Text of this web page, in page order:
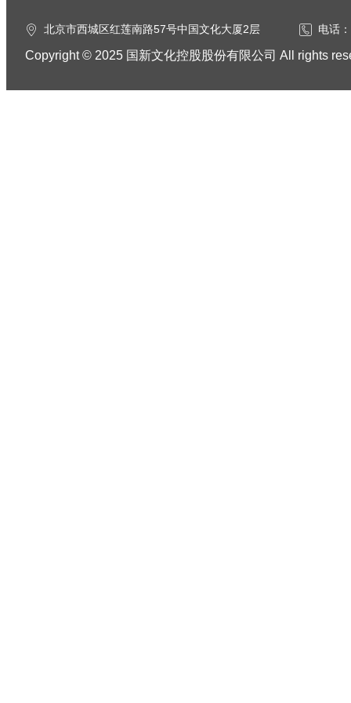
北京市西城区红莲南路57号中国文化大厦2层 电话
Copyright © 2025 国新文化控股股份有限公司 All rights